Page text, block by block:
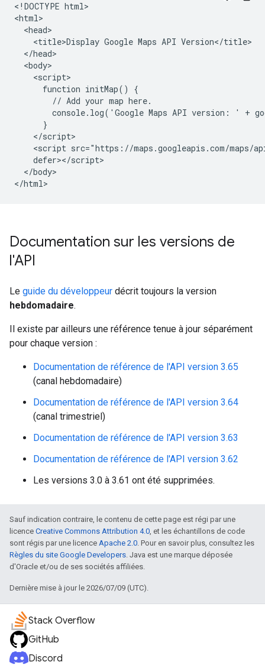
<!DOCTYPE html>
<html>
  <head>
    <title>Display Google Maps API Version</title>
  </head>
  <body>
    <script>
      function initMap() {
        // Add your map here.
console.log('Google Maps API version: ' +
      }
    </script>
<script src="https://maps.googleapis.com/maps/
    defer></script>
  </body>
</html>
Documentation sur les versions de
l'API
Le guide du développeur décrit toujours la version
hebdomadaire.
Il existe par ailleurs une référence tenue à jour séparément
pour chaque version :
Documentation de référence de l'API version 3.65
(canal hebdomadaire)
Documentation de référence de l'API version 3.64
(canal trimestriel)
Documentation de référence de l'API version 3.63
Documentation de référence de l'API version 3.62
Les versions 3.0 à 3.61 ont été supprimées.
Sauf indication contraire, le contenu de cette page est régi par une
licence Creative Commons Attribution 4.0, et les échantillons de code
sont régis par une licence Apache 2.0. Pour en savoir plus, consultez les
Règles du site Google Developers. Java est une marque déposée
d'Oracle et/ou de ses sociétés affiliées.
Dernière mise à jour le 2026/07/09 (UTC).
Stack Overflow
GitHub
Discord